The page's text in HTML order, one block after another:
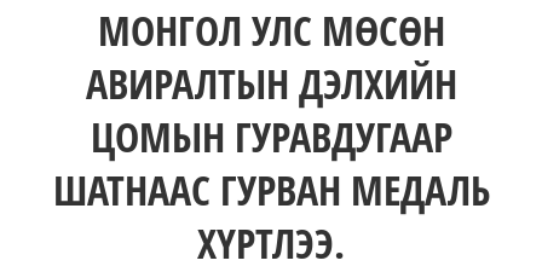
МОНГОЛ УЛС МӨСӨН
АВИРАЛТЫН ДЭЛХИЙН
ЦОМЫН ГУРАВДУГААР
ШАТНААС ГУРВАН МЕДАЛЬ
ХҮРТЛЭЭ.